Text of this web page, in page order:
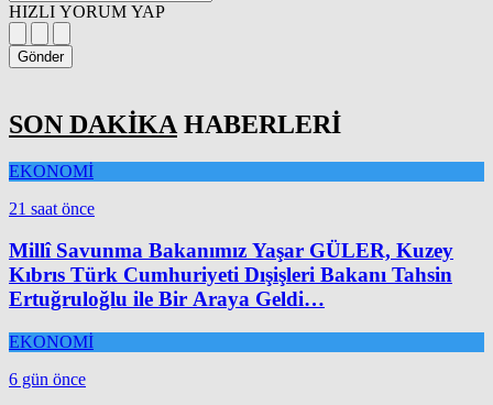
HIZLI YORUM YAP
Gönder
SON DAKİKA HABERLERİ
EKONOMİ
21 saat önce
Millî Savunma Bakanımız Yaşar GÜLER, Kuzey
Kıbrıs Türk Cumhuriyeti Dışişleri Bakanı Tahsin
Ertuğruloğlu ile Bir Araya Geldi…
EKONOMİ
6 gün önce